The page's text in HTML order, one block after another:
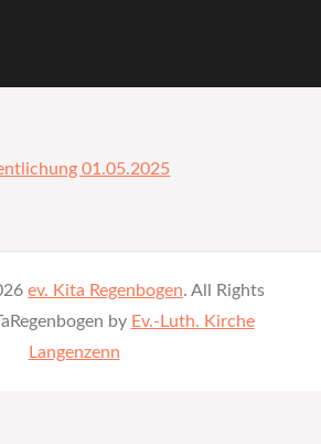
01.05.2025
ev. Kita Regenbogen. All Rights
by Ev.-Luth. Kirche
Langenzenn